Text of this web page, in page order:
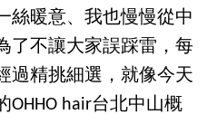
絲暖意、我也慢慢從中
了不讓大家誤踩雷，每
過精挑細選，就像今天
hair台北中山概